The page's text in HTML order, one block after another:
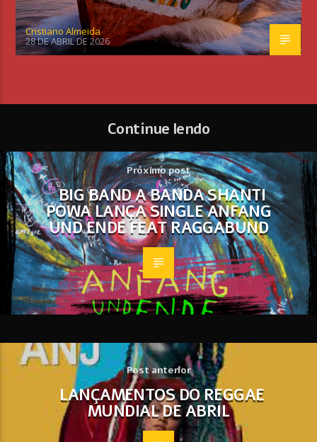
Cristiano Almeida
28 DE ABRIL DE 2026
Continue lendo
Próximo post
BIG BAND A BANDA SHANTI
POWA LANÇA SINGLE ANFANG
UND ENDE FEAT RAGGABUND
Post anterior
LANÇAMENTOS DO REGGAE
MUNDIAL DE ABRIL